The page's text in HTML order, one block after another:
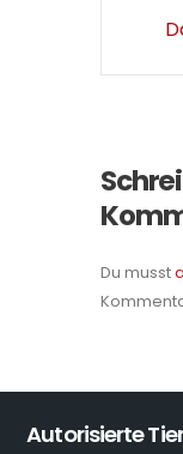
Du musst
Autorisierte